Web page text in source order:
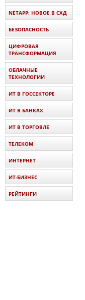
NETAPP: НОВОЕ В СХД
БЕЗОПАСНОСТЬ
ЦИФРОВАЯ
ТРАНСФОРМАЦИЯ
ОБЛАЧНЫЕ
ТЕХНОЛОГИИ
ИТ В ГОССЕКТОРЕ
ИТ В БАНКАХ
ИТ В ТОРГОВЛЕ
ТЕЛЕКОМ
ИНТЕРНЕТ
ИТ-БИЗНЕС
РЕЙТИНГИ